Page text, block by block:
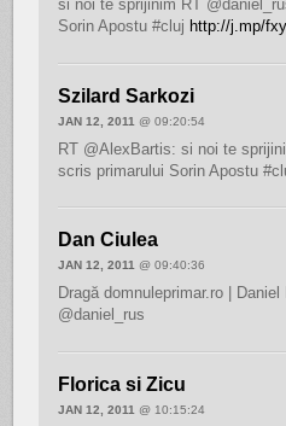
si noi te sprijinim RT
Sorin Apostu #cluj http://j.mp/
Szilard Sarkozi
JAN 12, 2011 @ 09:20:54
RT @AlexBartis: si noi te
scris primarului Sorin Apostu
Dan Ciulea
JAN 12, 2011@ 09:40:36
Dragă domnuleprimar.ro | Daniel
@daniel_rus
Florica si Zicu
JAN 12, 2011 @ 10:15:24